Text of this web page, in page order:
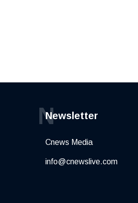
Newsletter
N
Cnews Media
info@cnewslive.com